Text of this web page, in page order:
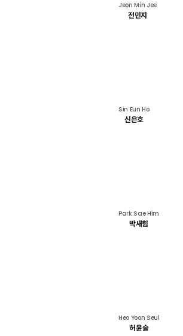
Jeon Min Jee
전민지
Sin Eun Ho
신은호
Park Sae Him
박새힘
Heo Yoon Seul
허윤슬